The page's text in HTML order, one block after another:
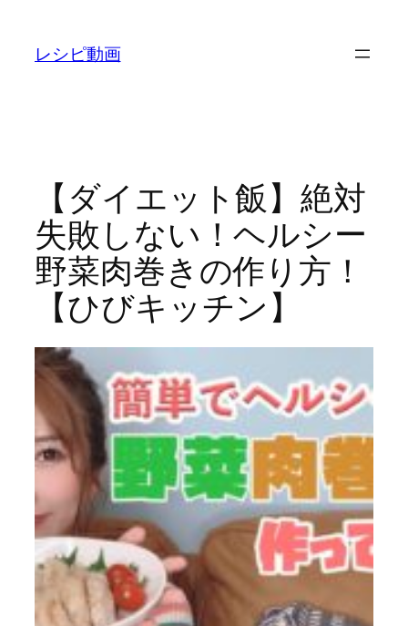
レシピ動画
【ダイエット飯】絶対
失敗しない！ヘルシー
野菜肉巻きの作り方！
【ひびキッチン】